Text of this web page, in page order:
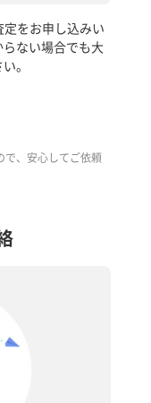
定をお申し込みい
ない場合でも大
。
、安心してご依頼